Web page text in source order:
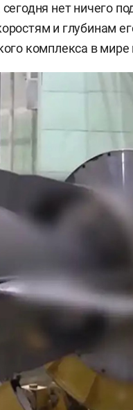
Она способна
о появлении
в
прошли 21
с участием
испытания
преодолела 14
заданные
средства
нет ничего
и глубинам
комплекса в